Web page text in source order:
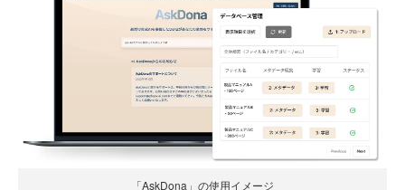
「AskDona」の使用イメージ